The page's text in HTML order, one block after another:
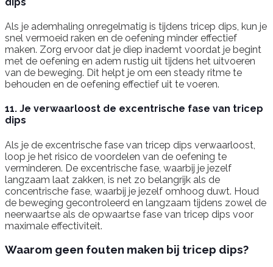
Als je ademhaling onregelmatig is tijdens tricep dips, kun je
snel vermoeid raken en de oefening minder effectief
maken. Zorg ervoor dat je diep inademt voordat je begint
met de oefening en adem rustig uit tijdens het uitvoeren
van de beweging. Dit helpt je om een steady ritme te
behouden en de oefening effectief uit te voeren.
11. Je verwaarloost de excentrische fase van tricep
dips
Als je de excentrische fase van tricep dips verwaarloost,
loop je het risico de voordelen van de oefening te
verminderen. De excentrische fase, waarbij je jezelf
langzaam laat zakken, is net zo belangrijk als de
concentrische fase, waarbij je jezelf omhoog duwt. Houd
de beweging gecontroleerd en langzaam tijdens zowel de
neerwaartse als de opwaartse fase van tricep dips voor
maximale effectiviteit.
Waarom geen fouten maken bij tricep dips?